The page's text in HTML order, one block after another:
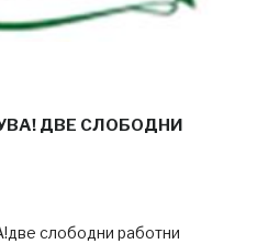
ДВЕ СЛОБОДНИ
слободни работни